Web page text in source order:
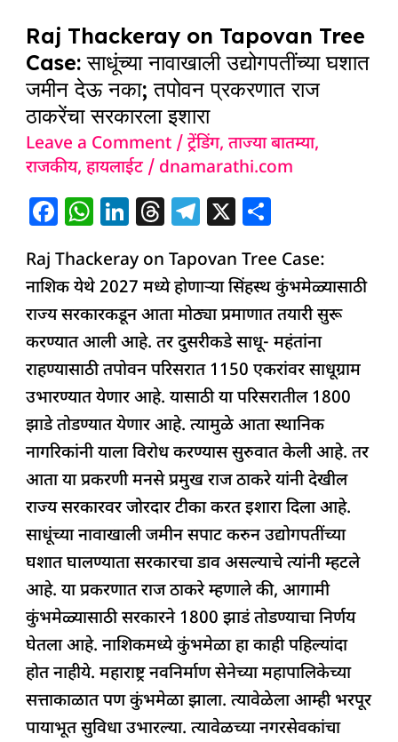
Raj Thackeray on Tapovan Tree
Case: साधूंच्या नावाखाली उद्योगपतींच्या घशात
जमीन देऊ नका; तपोवन प्रकरणात राज
ठाकरेंचा सरकारला इशारा
Leave a Comment /ट्रेंडिंग,ताज्या बातम्या,
राजकीय,हायलाईट/ dnamarathi.com
F
c
e
b
o
o
k
W
at
s
A
p
p
Li
k
e
dI
n
T
re
a
d
s
T
e
g
ra
m
X
ar
e
Raj Thackeray on Tapovan Tree Case:
नाशिक येथे 2027 मध्ये होणाऱ्या सिंहस्थ कुंभमेळ्यासाठी
राज्य सरकारकडून आता मोठ्या प्रमाणात तयारी सुरू
करण्यात आली आहे. तर दुसरीकडे साधू- महंतांना
राहण्यासाठी तपोवन परिसरात 1150 एकरांवर साधूग्राम
उभारण्यात येणार आहे. यासाठी या परिसरातील 1800
झाडे तोडण्यात येणार आहे. त्यामुळे आता स्थानिक
नागरिकांनी याला विरोध करण्यास सुरुवात केली आहे. तर
आता या प्रकरणी मनसे प्रमुख राज ठाकरे यांनी देखील
राज्य सरकारवर जोरदार टीका करत इशारा दिला आहे.
साधूंच्या नावाखाली जमीन सपाट करुन उद्योगपतींच्या
घशात घालण्याता सरकारचा डाव असल्याचे त्यांनी म्हटले
आहे. या प्रकरणात राज ठाकरे म्हणाले की, आगामी
कुंभमेळ्यासाठी सरकारने 1800 झाडं तोडण्याचा निर्णय
घेतला आहे. नाशिकमध्ये कुंभमेळा हा काही पहिल्यांदा
होत नाहीये. महाराष्ट्र नवनिर्माण सेनेच्या महापालिकेच्या
सत्ताकाळात पण कुंभमेळा झाला. त्यावेळेला आम्ही भरपूर
पायाभूत सुविधा उभारल्या. त्यावेळच्या नगरसेवकांचा
घशात
जमीन
देऊ
नका;
तपोवन
प्रकरणात
राज
ठाकरेंचा
सरकारला
इशारा